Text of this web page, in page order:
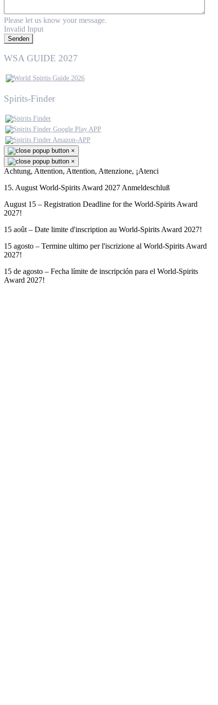
Please let us know your message.
Invalid Input
Senden
WSA GUIDE 2027
Spirits-Finder
×
×
Achtung, Attention, Attention, Attenzione, ¡Atenci
15. August World-Spirits Award 2027 Anmeldeschluß
August 15 – Registration Deadline for the World-Spirits Award
2027!
15 août – Date limite d'inscription au World-Spirits Award 2027!
15 agosto – Termine ultimo per l'iscrizione al World-Spirits Award
2027!
15 de agosto – Fecha límite de inscripción para el World-Spirits
Award 2027!